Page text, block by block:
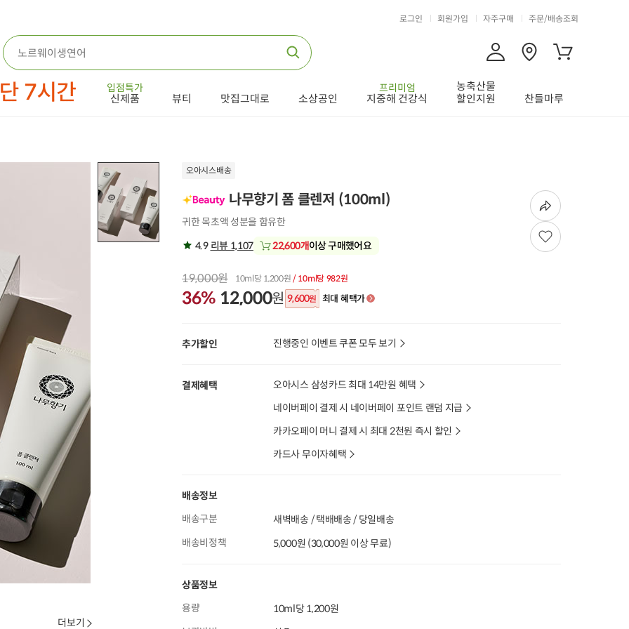
로그인 회원가입 자주구매 주문/배송조회
입점특가
신제품 뷰티 맛집그대로 소상공인
프리미엄
지중해 건강식
농축산물
할인지원
찬들마루
더보기
오아시스배송
나무향기 폼 클렌저 (100ml)
귀한 목초액 성분을 함유한
4.9 리뷰 1,107 22,600개이상 구매했어요
19,000원 10ml당 1,200원 / 10ml당 982원
36% 12,000원 9,600원 최대 혜택가
추가할인 진행중인 이벤트 쿠폰 모두 보기
결제혜택
오아시스 삼성카드 최대 14만원 혜택
네이버페이 결제 시 네이버페이 포인트 랜덤 지급
카카오페이 머니 결제 시 최대 2천원 즉시 할인
카드사 무이자혜택
배송정보
배송구분
새벽배송 / 택배배송 / 당일배송
배송비정책
5,000원 (30,000원 이상 무료)
상품정보
용량
10ml당 1,200원